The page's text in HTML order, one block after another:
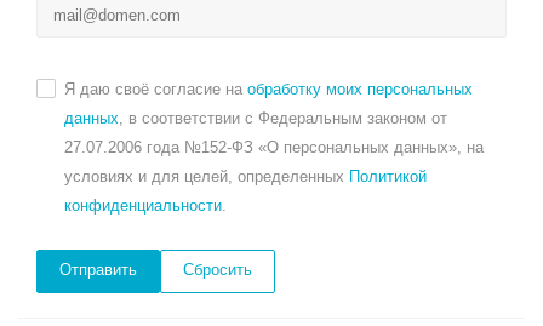
Я даю своё согласие на обработку моих персональных
данных, в соответствии с Федеральным законом от
27.07.2006 года №152-ФЗ «О персональных данных», на
условиях и для целей, определенных Политикой
конфиденциальности.
Сбросить